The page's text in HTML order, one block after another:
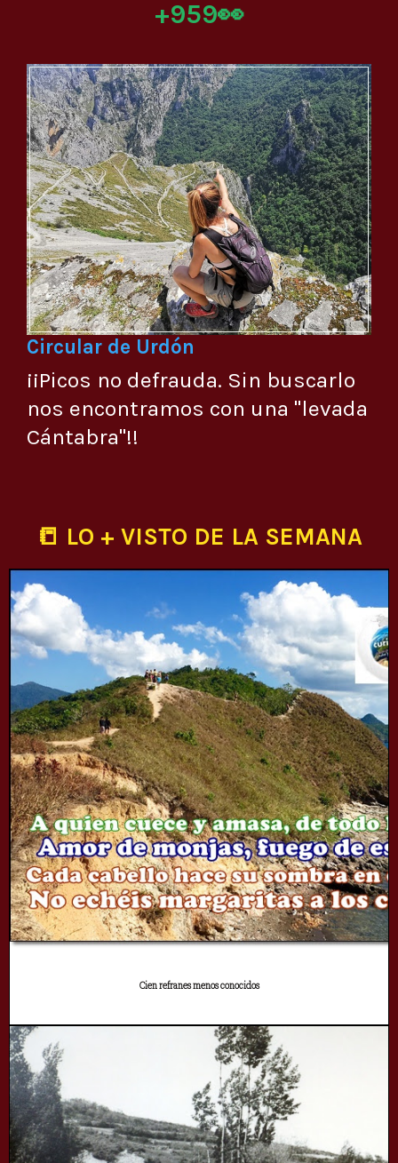
+959👀
Circular de Urdón
¡¡Picos no defrauda. Sin buscarlo
nos encontramos con una "levada
Cántabra"!!
📒 LO + VISTO DE LA SEMANA
Cien refranes menos conocidos